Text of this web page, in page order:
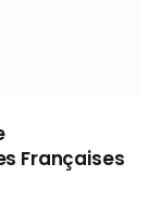
Françaises